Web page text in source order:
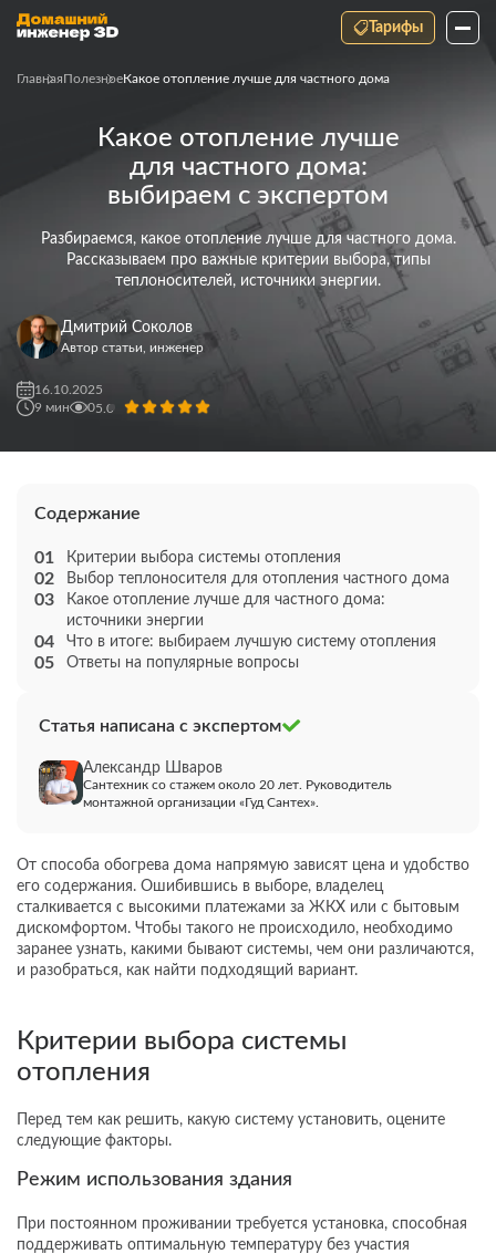
Тарифы
ГлавнаяПолезноеКакое отопление лучше для частного дома
Какое отопление лучше
для частного дома:
выбираем с экспертом
Разбираемся, какое отопление лучше для частного дома.
Рассказываем про важные критерии выбора, типы
теплоносителей, источники энергии.
Дмитрий Соколов
Автор статьи, инженер
16.10.2025
9 мин 5.0
0
Статья написана с экспертом
Александр Шваров
Сантехник со стажем около 20 лет. Руководитель
монтажной организации «Гуд Сантех».
От способа обогрева дома напрямую зависят цена и удобство
его содержания. Ошибившись в выборе, владелец
сталкивается с высокими платежами за ЖКХ или с бытовым
дискомфортом. Чтобы такого не происходило, необходимо
заранее узнать, какими бывают системы, чем они различаются,
и разобраться, как найти подходящий вариант.
Критерии выбора системы
отопления
Перед тем как решить, какую систему установить, оцените
следующие факторы.
Режим использования здания
При постоянном проживании требуется установка, способная
поддерживать оптимальную температуру без участия
Содержание
Критерии выбора системы отопления
Выбор теплоносителя для отопления частного дома
Какое отопление лучше для частного дома:
источники энергии
Что в итоге: выбираем лучшую систему отопления
Ответы на популярные вопросы